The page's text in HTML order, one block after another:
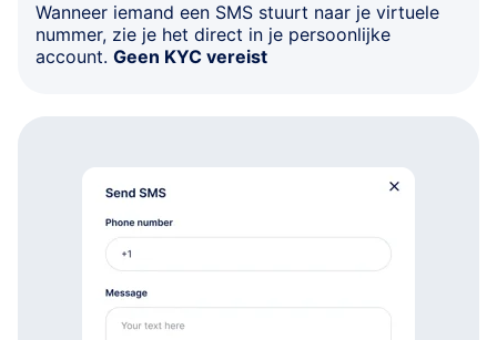
Wanneer iemand een SMS stuurt naar je virtuele
nummer, zie je het direct in je persoonlijke
account. Geen KYC vereist